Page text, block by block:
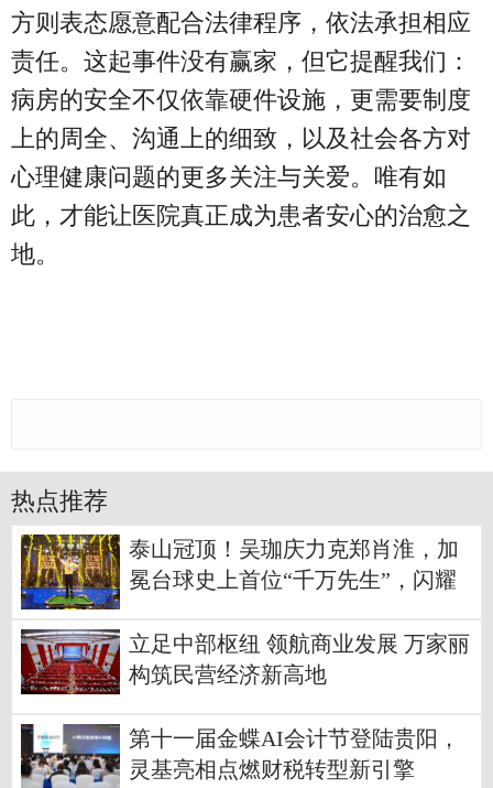
方则表态愿意配合法律程序，依法承担相应
责任。这起事件没有赢家，但它提醒我们：
病房的安全不仅依靠硬件设施，更需要制度
上的周全、沟通上的细致，以及社会各方对
心理健康问题的更多关注与关爱。唯有如
此，才能让医院真正成为患者安心的治愈之
地。
热点推荐
泰山冠顶！吴珈庆力克郑肖淮，加
冕台球史上首位“千万先生”，闪耀
立足中部枢纽 领航商业发展 万家丽
构筑民营经济新高地
第十一届金蝶AI会计节登陆贵阳，
灵基亮相点燃财税转型新引擎